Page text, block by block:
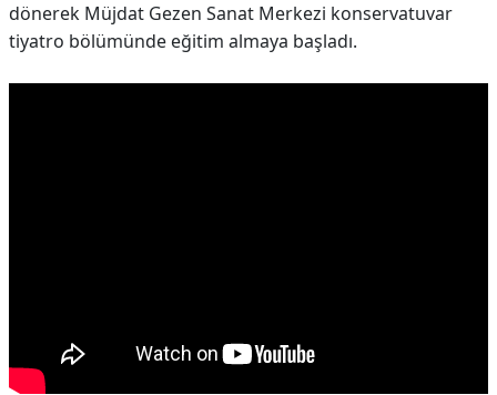
dönerek Müjdat Gezen Sanat Merkezi konservatuvar
tiyatro bölümünde eğitim almaya başladı.